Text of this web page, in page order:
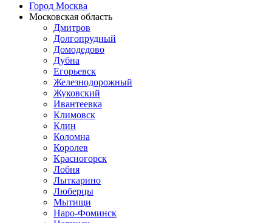
Город Москва
Московская область
Дмитров
Долгопрудный
Домодедово
Дубна
Егорьевск
Железнодорожный
Жуковский
Ивантеевка
Климовск
Клин
Коломна
Королев
Красногорск
Лобня
Лыткарино
Люберцы
Мытищи
Наро-Фоминск